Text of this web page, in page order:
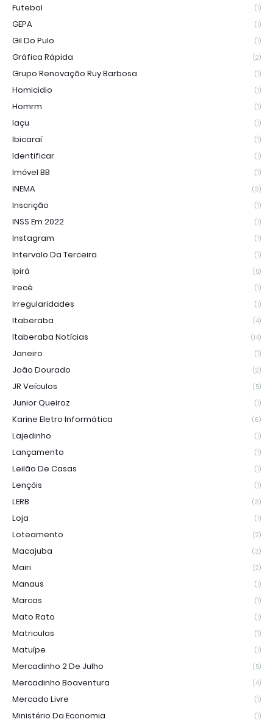
Futebol (1)
GEPA (1)
Gil Do Pulo (1)
Gráfica Rápida (2)
Grupo Renovação Ruy Barbosa (1)
Homicidio (1)
Homrm (1)
Iaçu (1)
Ibicaraí (1)
Identificar (1)
Imóvel BB (1)
INEMA (3)
Inscrição (1)
INSS Em 2022 (1)
Instagram (1)
Intervalo Da Terceira (1)
Ipirá (5)
Irecê (1)
Irregularidades (1)
Itaberaba (4)
Itaberaba Notícias (14)
Janeiro (1)
João Dourado (2)
JR Veículos (5)
Junior Queiroz (1)
Karine Eletro Informática (6)
Lajedinho (1)
Lançamento (1)
Leilão De Casas (1)
Lençóis (1)
LERB (3)
Loja (1)
Loteamento (2)
Macajuba (3)
Mairi (2)
Manaus (1)
Marcas (1)
Mato Rato (1)
Matriculas (1)
Matuípe (1)
Mercadinho 2 De Julho (5)
Mercadinho Boaventura (4)
Mercado Livre (1)
Ministério Da Economia (1)